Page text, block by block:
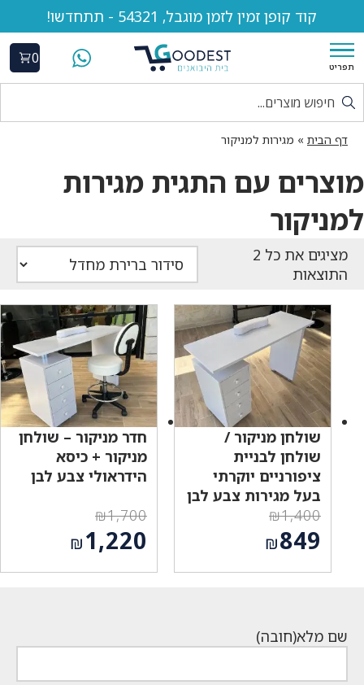
קוד קופן זמין לזמן מוגבל, 54321 - תתחדשו!
תפריט
0
דף הבית » מגירות למניקור
מוצרים עם התגית מגירות
למניקור
התוצאות
שולחן מניקור /
שולחן לבניית
ציפורניים יוקרתי
בעל מגירות צבע לבן
₪1,400
המחיר
המקורי
היה:
₪849
חדר מניקור – שולחן
מניקור + כיסא
הידראולי צבע לבן
₪1,700
המחיר
המקורי
היה:
₪1,220
שם מלא(חובה)